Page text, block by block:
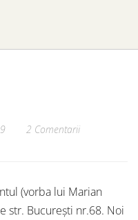
2 Comentarii
(vorba lui Marian
str. București nr.68. Noi